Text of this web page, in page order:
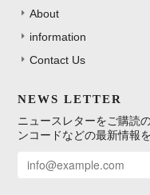
About
information
Contact Us
NEWS LETTER
ニュースレターをご購読
ンコードなどの最新情報